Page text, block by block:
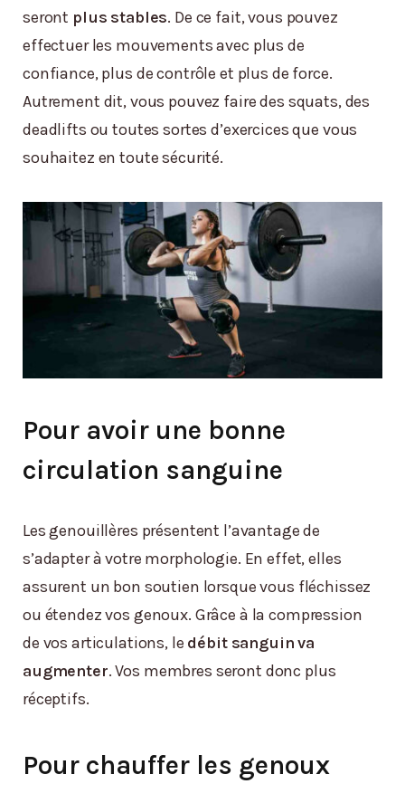
seront plus stables. De ce fait, vous pouvez
effectuer les mouvements avec plus de
confiance, plus de contrôle et plus de force.
Autrement dit, vous pouvez faire des squats, des
deadlifts ou toutes sortes d’exercices que vous
souhaitez en toute sécurité.
Pour avoir une bonne
circulation sanguine
Les genouillères présentent l’avantage de
s’adapter à votre morphologie. En effet, elles
assurent un bon soutien lorsque vous fléchissez
ou étendez vos genoux. Grâce à la compression
de vos articulations, le débit sanguin va
augmenter. Vos membres seront donc plus
réceptifs.
Pour chauffer les genoux